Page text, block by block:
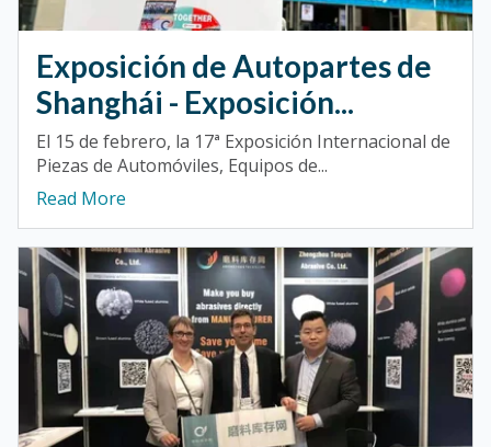
Exposición de Autopartes de
Shanghái - Exposición...
El 15 de febrero, la 17ª Exposición Internacional de
Piezas de Automóviles, Equipos de...
Read More